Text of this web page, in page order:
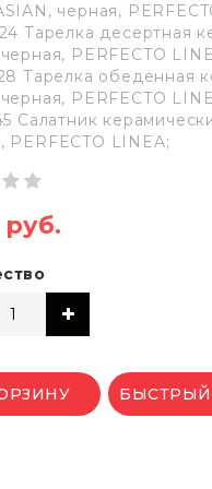
черная,
Тарелка десертная
PERFECTO
Тарелка обеденная
PERFECTO
Салатник
PERFECTO LINEA;
руб.
БЫСТРЫЙ